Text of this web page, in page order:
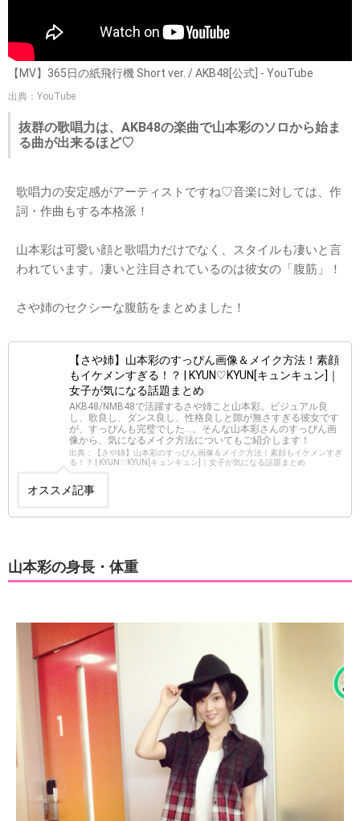
【MV】365日の紙飛行機 Short ver. / AKB48[公式] - YouTube
出典：YouTube
抜群の歌唱力は、AKB48の楽曲で山本彩のソロから始ま
る曲が出来るほど♡
歌唱力の安定感がアーティストですね♡音楽に対しては、作
詞・作曲もする本格派！
山本彩は可愛い顔と歌唱力だけでなく、スタイルも凄いと言
われています。凄いと注目されているのは彼女の「腹筋」！
さや姉のセクシーな腹筋をまとめました！
【さや姉】山本彩のすっぴん画像＆メイク方法！素顔
もイケメンすぎる！？ | KYUN♡KYUN[キュンキュン]｜
女子が気になる話題まとめ
AKB48/NMB48で活躍するさや姉こと山本彩。ビジュアル良
し、歌良し、ダンス良し、性格良しと隙が無さすぎる彼女です
が、すっぴんも完璧でした…。そんな山本彩さんのすっぴん画
像から、気になるメイク方法についてもご紹介します！
出典：【さや姉】山本彩のすっぴん画像＆メイク方法！素顔もイケメンすぎ
る！？ | KYUN♡KYUN[キュンキュン]｜女子が気になる話題まとめ
オススメ記事
山本彩の身長・体重